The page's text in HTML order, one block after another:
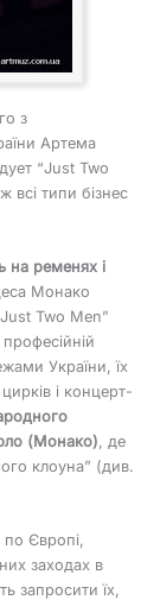
з
Артема
“Just Two
всі типи бізнес
на ременях і
Монако
Two Men”
України, їх
і концерт-
(Монако), де
клоуна” (див.
по Європі,
заходах в
запросити їх,